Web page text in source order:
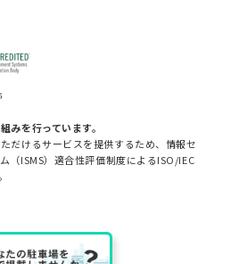
みを行っています。
だけるサービスを提供するため、情報セ
（ISMS）適合性評価制度によるISO/IEC